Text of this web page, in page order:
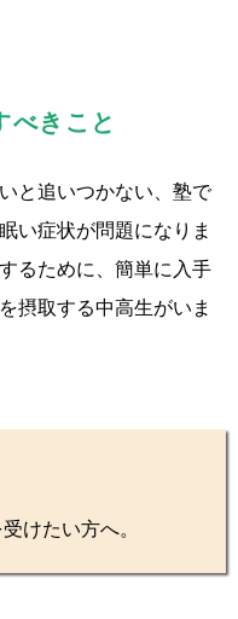
べきこと
と追いつかない、塾で
い症状が問題になりま
るために、簡単に入手
を摂取する中高生がいま
けたい方へ。